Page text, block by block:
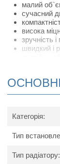
малий
сучасний
висока
зручність
швидкий і
радіаторів;
Категорія:
Тип
Тип радіатору: